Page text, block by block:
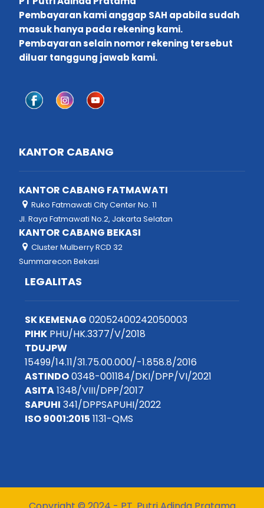
Pembayaran kami anggap SAH apabila sudah
masuk hanya pada rekening kami.
Pembayaran selain nomor rekening tersebut
diluar tanggung jawab kami.
KANTOR CABANG
KANTOR CABANG FATMAWATI
Ruko Fatmawati City Center No. 11
Jl. Raya Fatmawati No.2, Jakarta Selatan
KANTOR CABANG BEKASI
Cluster Mulberry RCD 32
Summarecon Bekasi
LEGALITAS
SK KEMENAG 02052400242050003
PIHK PHU/HK.3377/V/2018
TDUJPW
15499/14.11/31.75.00.000/-1.858.8/2016
ASTINDO0348-001184/DKI/DPP/VI/2021
ASITA1348/VIII/DPP/2017
SAPUHI 341/DPPSAPUHI/2022
ISO 9001:2015 1131-QMS